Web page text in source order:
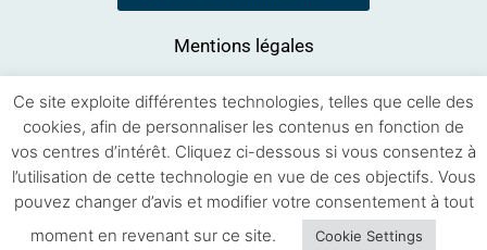
Mentions légales
Se souvenir de moi
Ce site exploite différentes technologies, telles que celle des
cookies, afin de personnaliser les contenus en fonction de
vos centres d’intérêt. Cliquez ci-dessous si vous consentez à
l’utilisation de cette technologie en vue de ces objectifs. Vous
pouvez changer d’avis et modifier votre consentement à tout
moment en revenant sur ce site.
Cookie Settings